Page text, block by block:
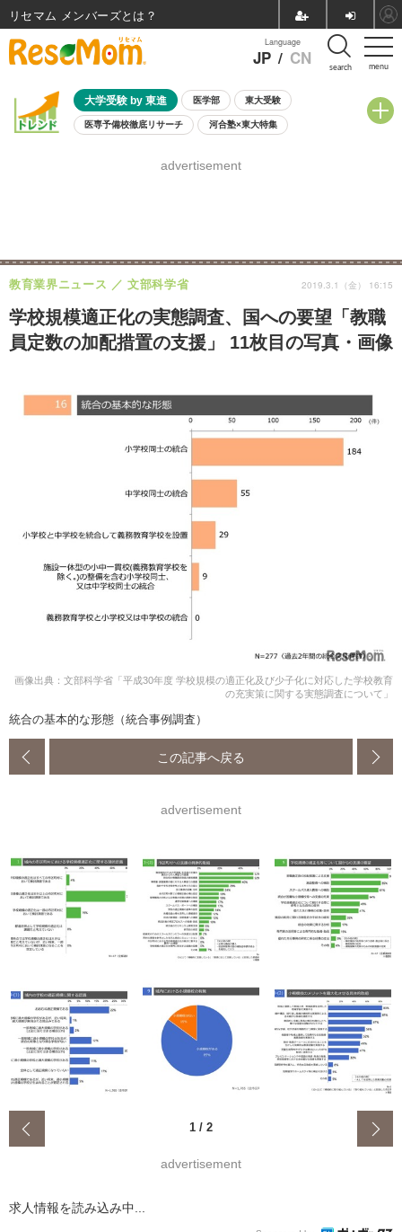
menu
Language
JP / CN search
大学受験 by 東進 医学部 東大受験
医専予備校徹底リサーチ 河合塾×東大特集
8月開催学校説明会・相談会
advertisement
学校規模適正化の実態調査、国への要望「教職
員定数の加配措置の支援」 11枚目の写真・画像
教育業界ニュース 文部科学省 2019.3.1（金） 16:15
画像出典：文部科学省「平成30年度 学校規模の適正化及び少子化に対応した学校教育
の充実策に関する実態調査について」
統合の基本的な形態（統合事例調査）
この記事へ戻る
advertisement
1 / 2
advertisement
求人情報を読み込み中...
リセマム メンバーズ